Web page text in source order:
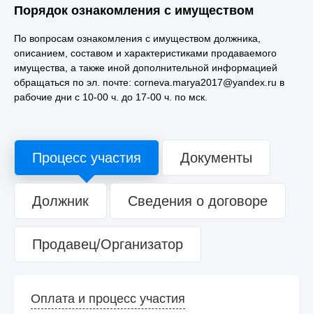
Порядок ознакомления с имуществом
По вопросам ознакомления с имуществом должника,
описанием, составом и характеристиками продаваемого
имущества, а также иной дополнительной информацией
обращаться по эл. почте: corneva.marya2017@yandex.ru в
рабочие дни с 10-00 ч. до 17-00 ч. по мск.
Процесс участия Документы
Должник Сведения о договоре
Продавец/Организатор
Оплата и процесс участия